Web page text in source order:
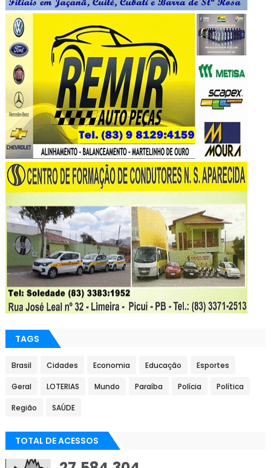
TAGS
Brasil Cidades Economia Educação Esportes
Geral LOTERIAS Mundo Paraíba Polícia Política
Região SAÚDE
TOTAL DE ACESSOS